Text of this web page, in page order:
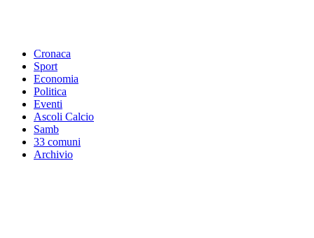
Cronaca
Sport
Economia
Politica
Eventi
Ascoli Calcio
Samb
33 comuni
Archivio